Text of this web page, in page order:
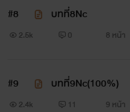
#8 บทที่8Nc
2.5k 0 8 หน้า
#9 บทที่9Nc(100%)
2.4k 11 9 หน้า